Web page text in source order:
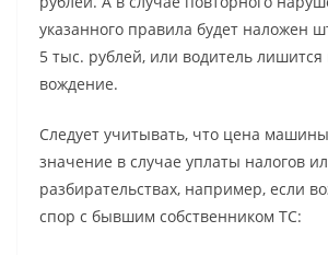
указанного правила будет наложен
5 тыс. рублей, или водитель лишится
вождение.
Следует учитывать, что цена
значение в случае уплаты налогов
разбирательствах, например, если
спор с бывшим собственником ТС: